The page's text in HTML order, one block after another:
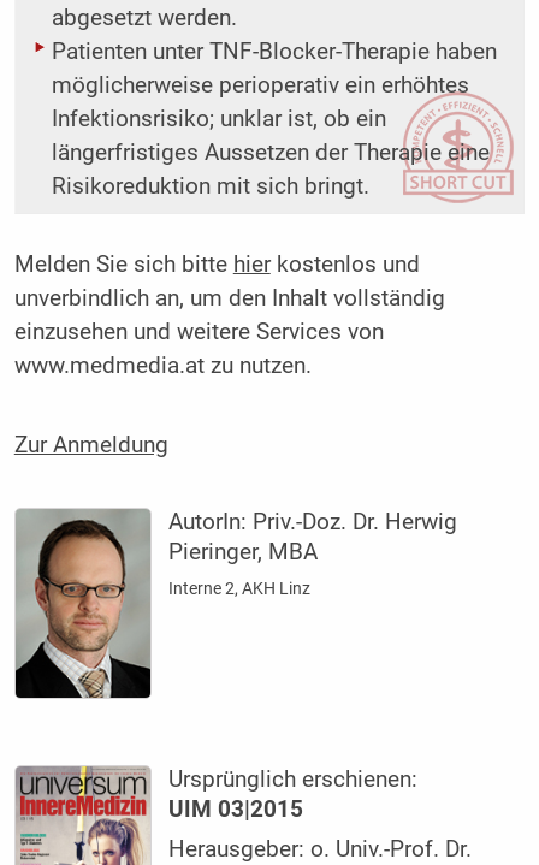
abgesetzt werden.
Patienten unter TNF-Blocker-Therapie haben
möglicherweise perioperativ ein erhöhtes
Infektionsrisiko; unklar ist, ob ein
längerfristiges Aussetzen der Therapie eine
Risikoreduktion mit sich bringt.
Melden Sie sich bitte hierkostenlos und
unverbindlich an, um den Inhalt vollständig
einzusehen und weitere Services von
www.medmedia.at zu nutzen.
Zur Anmeldung
AutorIn: Priv.-Doz. Dr. Herwig
Pieringer, MBA
Interne 2, AKH Linz
Ursprünglich erschienen:
UIM 03|2015
Herausgeber: o. Univ.-Prof. Dr.